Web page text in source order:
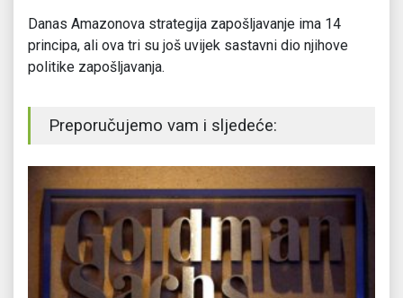
Danas Amazonova strategija zapošljavanje ima 14
principa, ali ova tri su još uvijek sastavni dio njihove
politike zapošljavanja.
Preporučujemo vam i sljedeće: